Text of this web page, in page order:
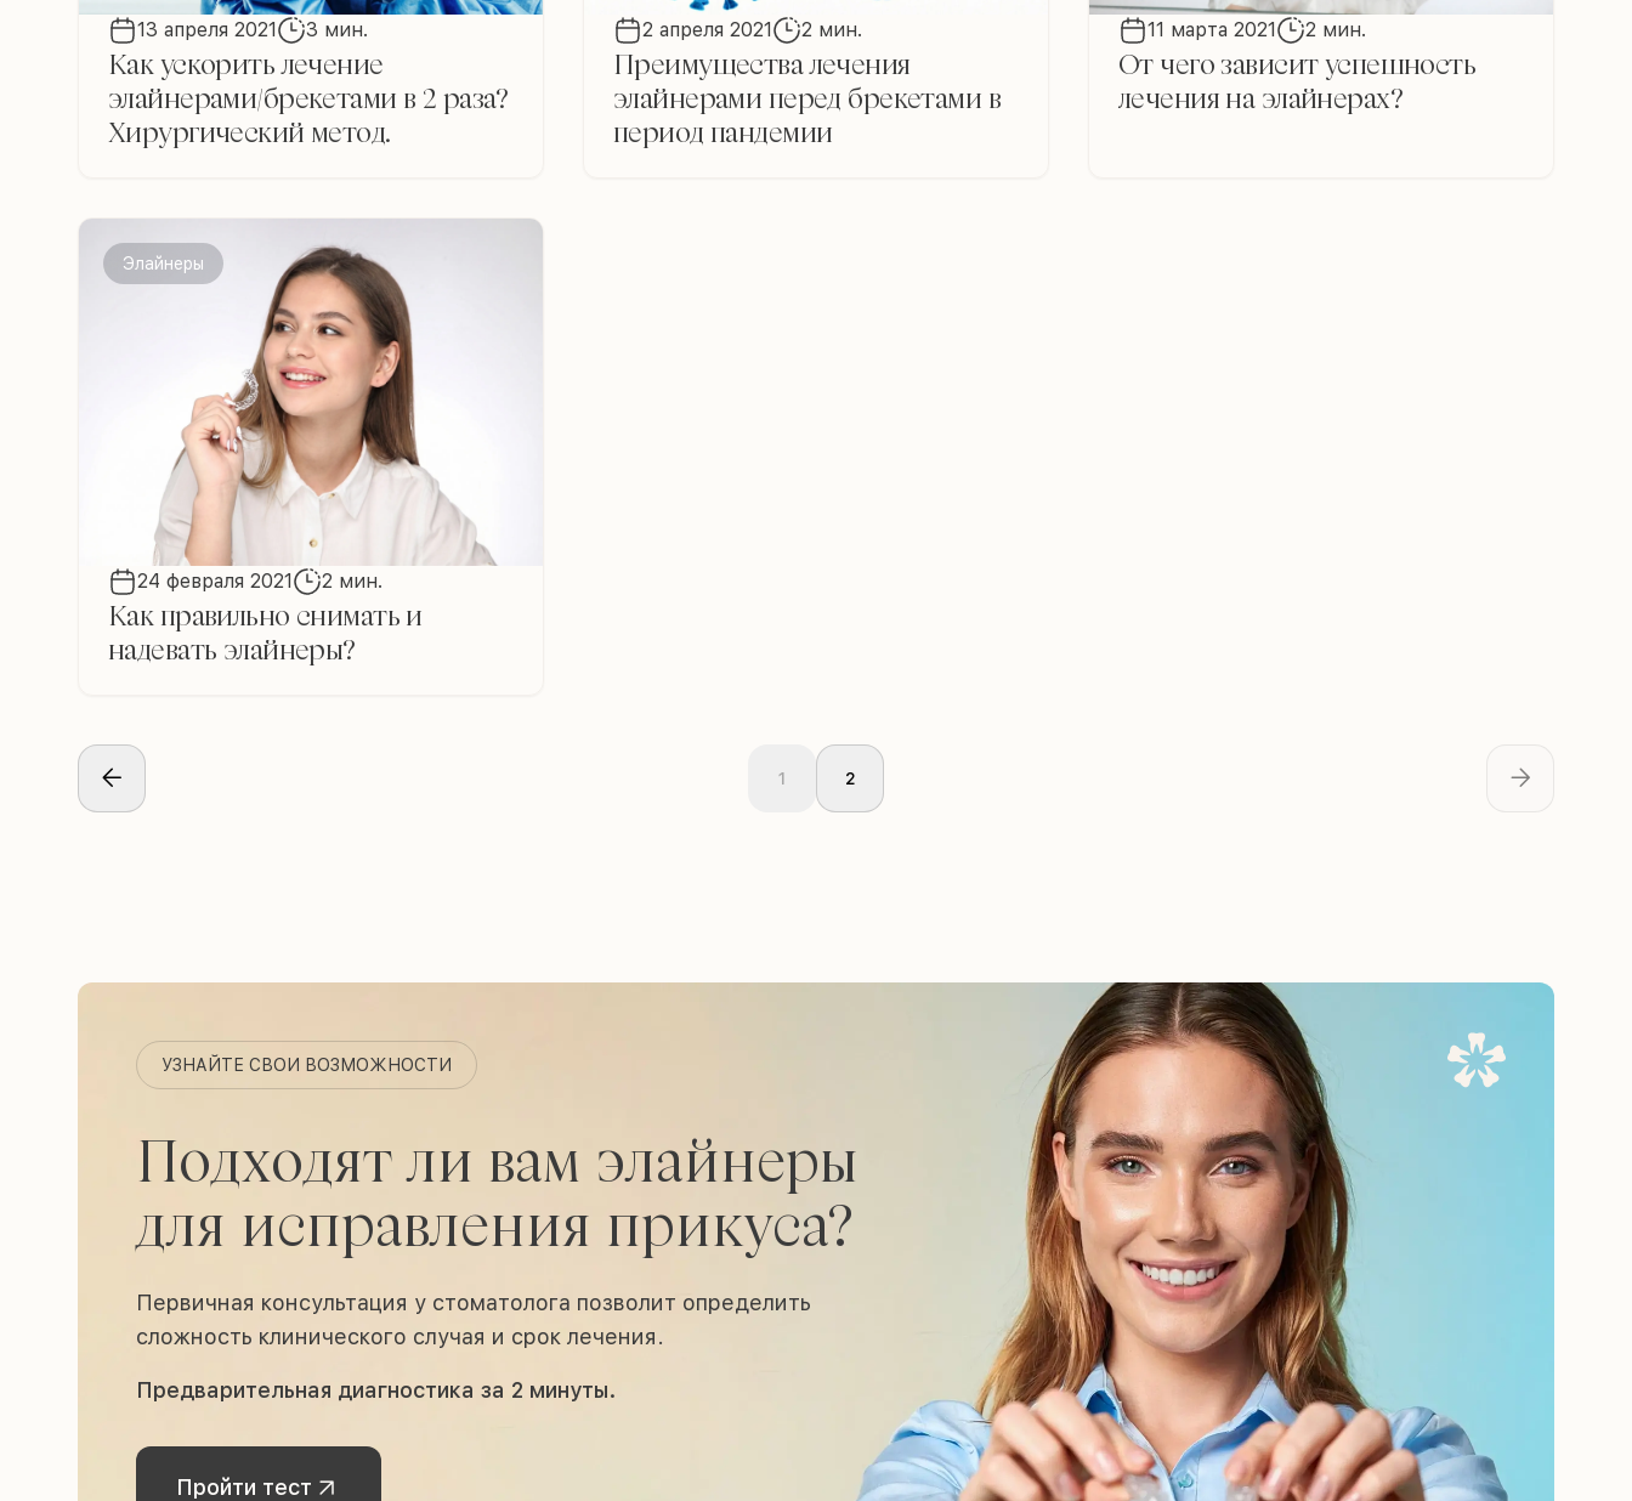
13 апреля 2021 3 мин.
Как ускорить лечение
элайнерами/брекетами в 2 раза?
Хирургический метод.
2 апреля 2021 2 мин.
Преимущества лечения
элайнерами перед брекетами в
период пандемии
11 марта 2021 2 мин.
От чего зависит успешность
лечения на элайнерах?
Элайнеры
24 февраля 2021 2 мин.
Как правильно снимать и
надевать элайнеры?
1 2
УЗНАЙТЕ СВОИ ВОЗМОЖНОСТИ
Подходят ли вам элайнеры
для исправления прикуса?
Первичная консультация у стоматолога позволит определить
сложность клинического случая и срок лечения.
Предварительная диагностика за 2 минуты.
Пройти тест